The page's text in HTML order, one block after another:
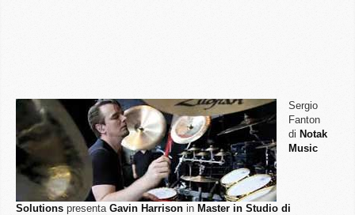
Sergio
Fanton
di Notak
Music
Solutions presenta Gavin Harrison in Master in Studio di